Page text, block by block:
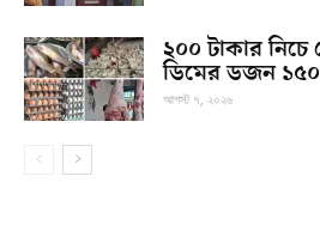
২০০ টাকার
ডিমের ডজন ১৫০
আগস্ট ৭, ২০২৬